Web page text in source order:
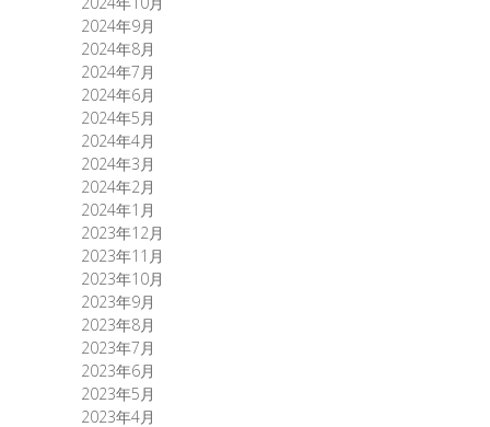
2024年9月
2024年8月
2024年7月
2024年6月
2024年5月
2024年4月
2024年3月
2024年2月
2024年1月
2023年12月
2023年11月
2023年10月
2023年9月
2023年8月
2023年7月
2023年6月
2023年5月
2023年4月